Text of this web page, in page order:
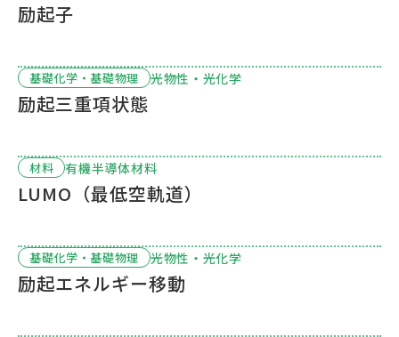
励起子
基礎化学・基礎物理 光物性・光化学
励起三重項状態
材料 有機半導体材料
LUMO（最低空軌道）
基礎化学・基礎物理 光物性・光化学
励起エネルギー移動